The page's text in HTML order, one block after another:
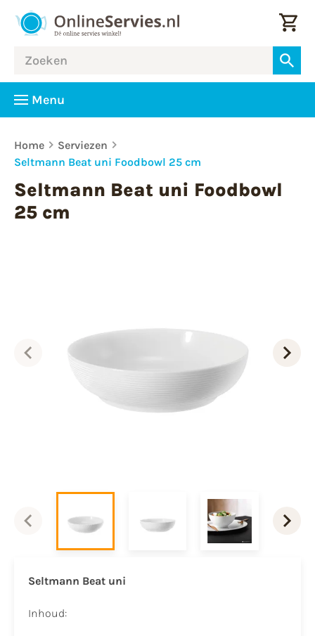
Menu
Home
Serviezen
Seltmann Beat uni Foodbowl 25 cm
Seltmann Beat uni Foodbowl
25 cm
Seltmann Beat uni
Inhoud: